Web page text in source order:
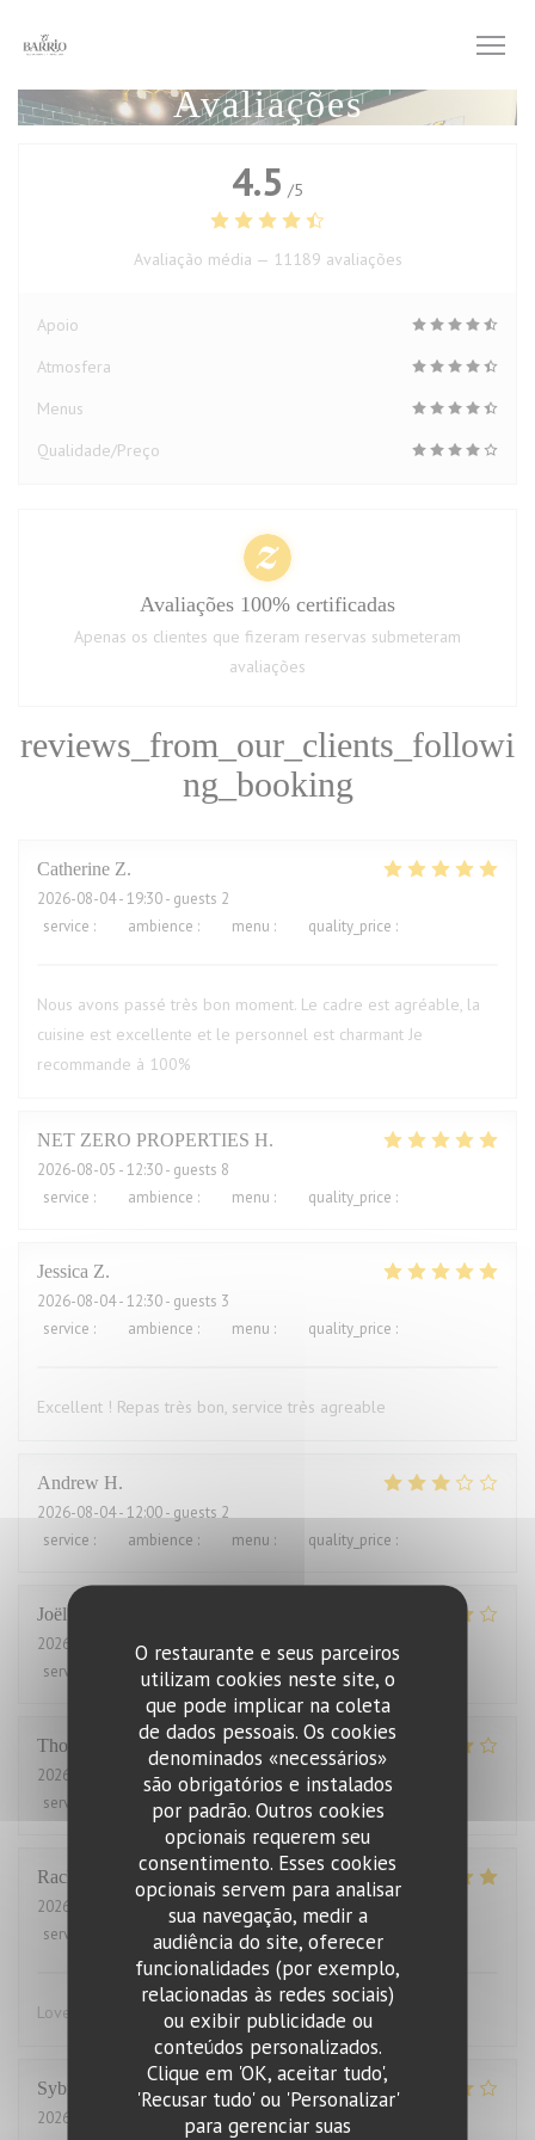
O restaurante e seus parceiros
utilizam cookies neste site, o
que pode implicar na coleta
de dados pessoais. Os cookies
denominados «necessários»
são obrigatórios e instalados
por padrão. Outros cookies
opcionais requerem seu
consentimento. Esses cookies
opcionais servem para analisar
sua navegação, medir a
audiência do site, oferecer
funcionalidades (por exemplo,
relacionadas às redes sociais)
ou exibir publicidade ou
conteúdos personalizados.
Clique em 'OK, aceitar tudo',
'Recusar tudo' ou 'Personalizar'
para gerenciar suas
Avaliações
reviews_from_our_clients_followi
ng_booking
Catherine Z
2026-08-04- 19:30 - guests 2
service : ambience : menu : quality_price :
Nous avons passé très bon moment. Le cadre est agréable, la
cuisine est excellente et le personnel est charmant Je
recommande à 100%
NET ZERO PROPERTIES H
2026-08-05 - 12:30 - guests 8
service : ambience : menu : quality_price :
Jessica Z
2026-08-04- 12:30 - guests 3
service : ambience : menu : quality_price :
Excellent ! Repas très bon, service très agreable
Andrew H
2026-08-04- 12:00 - guests 2
service : ambience : menu : quality_price :
Joël
2026-08-01
- 21:00 - guests 2
service
ambience:5 /5 menu:5 /5 quality_price:
Thomas
2026-07-31
- 20:00 - guests 2
service
ambience: 4/5 menu:4/5 quality_price
Rachel
2026-07-27
- 18:15 - guests 2
service
ambience: 4/5 menu: 5/5 quality_price
Lovely food, friendly and efficient service
Sybille
2026-07-29
- 19:00 - guests 10
4.5 /5
Avaliação média — 11189 avaliações
Apoio
Atmosfera
Menus
Qualidade/Preço
Avaliações 100% certificadas
Apenas os clientes que fizeram reservas submeteram
avaliações